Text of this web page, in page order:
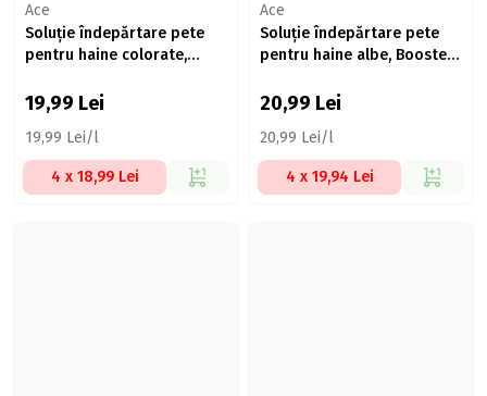
Ace
Soluție îndepărtare pete
pentru haine colorate,
19,99 Lei
19,99 Lei/l
4 x 18,99 Lei
Ace
Soluție îndepărtare pete
pentru haine albe, Booster
20,99 Lei
20,99 Lei/l
4 x 19,94 Lei